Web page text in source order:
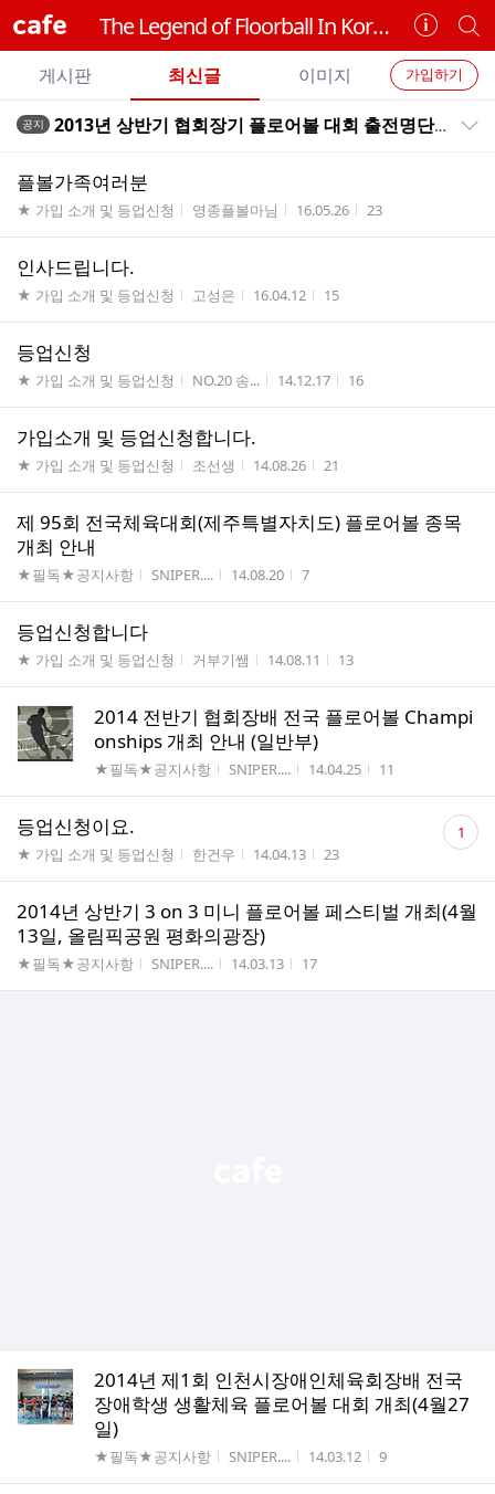
cafe The Legend of Floorball In Korea - INCHEON SNIPER
카
페
정
보
보
기
개
별
카
페
검
카
페
메
뉴
가입하기
게시판 최신글 이미지
전
글
트
공지 2013년 상반기 협회장기 플로어볼 대회 출전명단 (스나이퍼 A)
플볼가족여러분
게시판명
★ 가입 소개 및 등업신청 작성자
영종플볼마님 작성시간
16.05.26 조회수
23
인사드립니다.
게시판명
★ 가입 소개 및 등업신청 작성자
고성은 작성시간
16.04.12 조회수
15
등업신청
게시판명
★ 가입 소개 및 등업신청 작성자
NO.20 송... 작성시간
14.12.17 조회수
16
가입소개 및 등업신청합니다.
게시판명
★ 가입 소개 및 등업신청 작성자
조선생 작성시간
14.08.26 조회수
21
제 95회 전국체육대회(제주특별자치도) 플로어볼 종목
개최 안내
게시판명
★필독★공지사항 작성자
SNIPER.... 작성시간
14.08.20 조회수
7
등업신청합니다
게시판명
★ 가입 소개 및 등업신청 작성자
거부기쌤 작성시간
14.08.11 조회수
13
2014 전반기 협회장배 전국 플로어볼 Champi
onships 개최 안내 (일반부)
게시판명
★필독★공지사항 작성자
SNIPER.... 작성시간
14.04.25 조회수
11
등업신청이요.
게시판명
★ 가입 소개 및 등업신청 작성자
한건우 작성시간
14.04.13 조회수
23
댓
글 1
2014년 상반기 3 on 3 미니 플로어볼 페스티벌 개최(4월
13일, 올림픽공원 평화의광장)
게시판명
★필독★공지사항 작성자
SNIPER.... 작성시간
14.03.13 조회수
17
2014년 제1회 인천시장애인체육회장배 전국
장애학생 생활체육 플로어볼 대회 개최(4월27
일)
게시판명
★필독★공지사항 작성자
SNIPER.... 작성시간
14.03.12 조회수
9